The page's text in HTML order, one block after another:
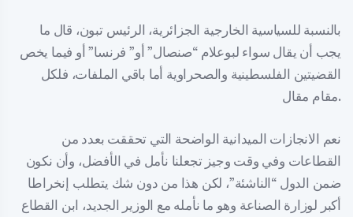
بالنسبة للسياسية الخارجية الجزائرية، الرئيس تبون، قال ما
يجب أن يقال سواء لبوعلام “صنصال” أو” فرنسا” أو فيما يخص
القضيتين الفلسطينية والصحراوية أما باقي الملفات، فلكل
مقام مقال.
نعم الانجازات الميدانية الواضحة التي تحققت بعدد من
القطاعات وفي وقت وجيز تجعلنا نأمل في الأفضل، وأن نكون
ضمن الدول “الناشئة”، لكن هذا من دون شك يتطلب إنخراطا
أكبر لوزارة الصناعة وهو ما نأمله مع الوزير الجديد، ابن القطاع